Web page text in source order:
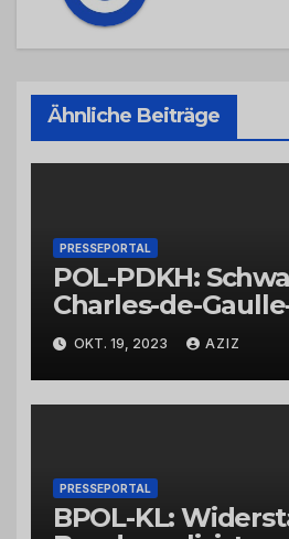
Ähnliche Beiträge
PRESSEPORTAL
POL-PDKH:
Charles-de-
Bad Kreuznach
Feierabendverkehr
OKT. 19, 2023 AZIZ
PRESSEPORTAL
BPOL-KL: